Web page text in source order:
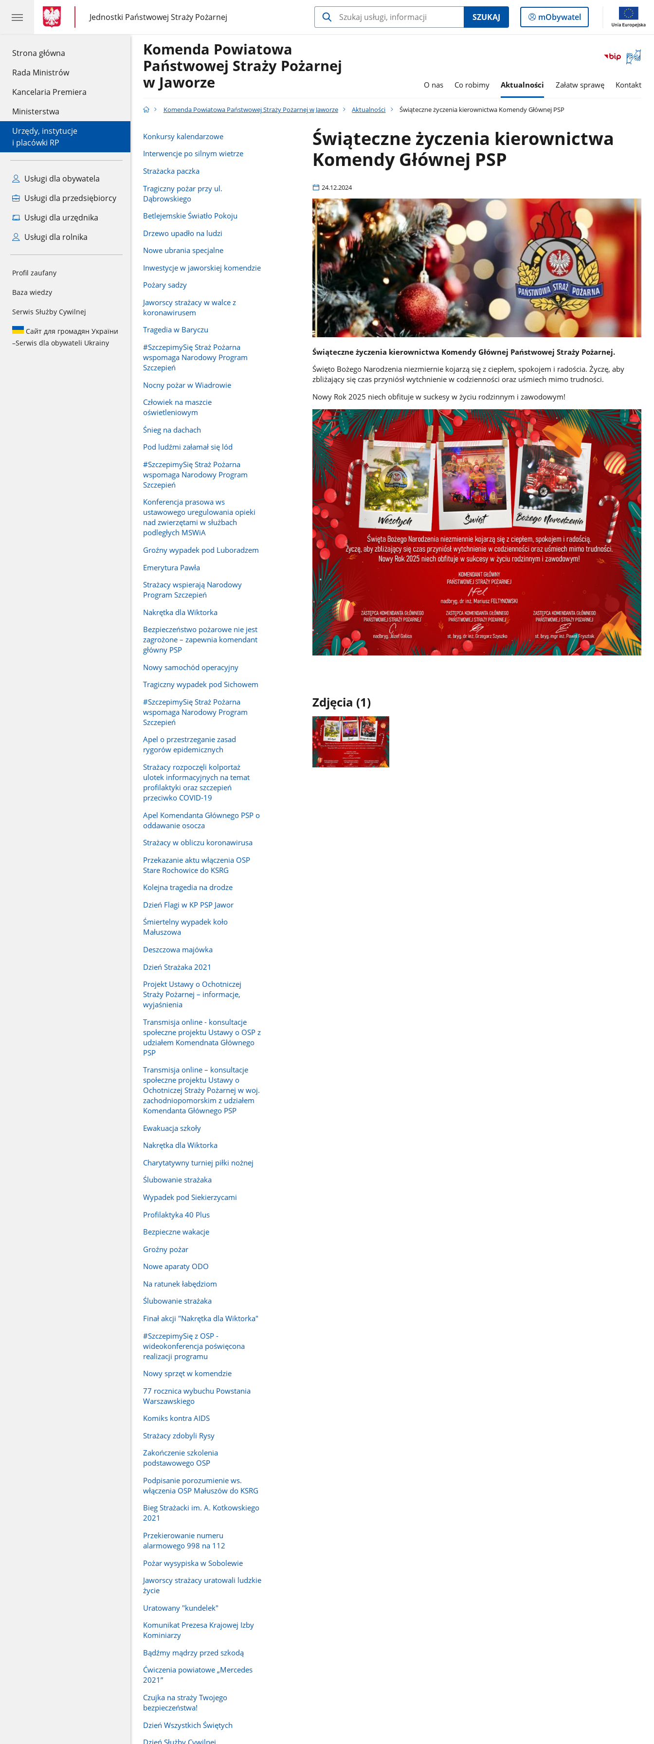
Strona główna
Rada Ministrów
Kancelaria Premiera
Ministerstwa
Urzędy, instytucje
i placówki RP
Usługi dla obywatela
Usługi dla przedsiębiorcy
Usługi dla urzędnika
Usługi dla rolnika
Profil zaufany
Baza wiedzy
Serwis Służby Cywilnej
Сайт для громадян України
–Serwis dla obywateli Ukrainy
gov.pl
gov.pl
Jednostki Państwowej Straży Pożarnej
gov.pl
Jednostki
Państwowej
SZUKAJ
Logowanie
do
mObywatel
Otwórz
okno
Komenda Powiatowa
Państwowej Straży Pożarnej
w Jaworze
O nas Co robimy Aktualności Załatw sprawę Kontakt
Komenda Powiatowa Państwowej Straży Pożarnej w Jaworze Aktualności Świąteczne życzenia kierownictwa Komendy Głównej PSP
Konkursy kalendarzowe
Interwencje po silnym wietrze
Strażacka paczka
Tragiczny pożar przy ul.
Dąbrowskiego
Betlejemskie Światło Pokoju
Drzewo upadło na ludzi
Nowe ubrania specjalne
Inwestycje w jaworskiej komendzie
Pożary sadzy
Jaworscy strażacy w walce z
koronawirusem
Tragedia w Baryczu
#SzczepimySię Straż Pożarna
wspomaga Narodowy Program
Szczepień
Nocny pożar w Wiadrowie
Człowiek na maszcie
oświetleniowym
Śnieg na dachach
Pod ludźmi załamał się lód
#SzczepimySię Straż Pożarna
wspomaga Narodowy Program
Szczepień
Konferencja prasowa ws
ustawowego uregulowania opieki
nad zwierzętami w służbach
podległych MSWiA
Groźny wypadek pod Luboradzem
Emerytura Pawła
Strażacy wspierają Narodowy
Program Szczepień
Nakrętka dla Wiktorka
Bezpieczeństwo pożarowe nie jest
zagrożone – zapewnia komendant
główny PSP
Nowy samochód operacyjny
Tragiczny wypadek pod Sichowem
#SzczepimySię Straż Pożarna
wspomaga Narodowy Program
Szczepień
Apel o przestrzeganie zasad
rygorów epidemicznych
Strażacy rozpoczęli kolportaż
ulotek informacyjnych na temat
profilaktyki oraz szczepień
przeciwko COVID-19
Apel Komendanta Głównego PSP o
oddawanie osocza
Strażacy w obliczu koronawirusa
Przekazanie aktu włączenia OSP
Stare Rochowice do KSRG
Kolejna tragedia na drodze
Dzień Flagi w KP PSP Jawor
Śmiertelny wypadek koło
Małuszowa
Deszczowa majówka
Dzień Strażaka 2021
Projekt Ustawy o Ochotniczej
Straży Pożarnej – informacje,
wyjaśnienia
Transmisja online - konsultacje
społeczne projektu Ustawy o OSP z
udziałem Komendnata Głównego
PSP
Transmisja online – konsultacje
społeczne projektu Ustawy o
Ochotniczej Straży Pożarnej w woj.
zachodniopomorskim z udziałem
Komendanta Głównego PSP
Ewakuacja szkoły
Nakrętka dla Wiktorka
Charytatywny turniej piłki nożnej
Ślubowanie strażaka
Wypadek pod Siekierzycami
Profilaktyka 40 Plus
Bezpieczne wakacje
Groźny pożar
Nowe aparaty ODO
Na ratunek łabędziom
Ślubowanie strażaka
Finał akcji "Nakrętka dla Wiktorka"
#SzczepimySię z OSP -
wideokonferencja poświęcona
realizacji programu
Nowy sprzęt w komendzie
77 rocznica wybuchu Powstania
Warszawskiego
Komiks kontra AIDS
Strażacy zdobyli Rysy
Zakończenie szkolenia
podstawowego OSP
Podpisanie porozumienie ws.
włączenia OSP Małuszów do KSRG
Bieg Strażacki im. A. Kotkowskiego
2021
Przekierowanie numeru
alarmowego 998 na 112
Pożar wysypiska w Sobolewie
Jaworscy strażacy uratowali ludzkie
życie
Uratowany "kundelek"
Komunikat Prezesa Krajowej Izby
Kominiarzy
Bądźmy mądrzy przed szkodą
Ćwiczenia powiatowe „Mercedes
2021”
Czujka na straży Twojego
bezpieczeństwa!
Dzień Wszystkich Świętych
Świąteczne życzenia kierownictwa
Komendy Głównej PSP
24.12.2024
Świąteczne życzenia kierownictwa Komendy Głównej Państwowej Straży Pożarnej.
Święto Bożego Narodzenia niezmiernie kojarzą się z ciepłem, spokojem i radościa. Życzę, aby
zbliżający się czas przyniósł wytchnienie w codzienności oraz uśmiech mimo trudności.
Nowy Rok 2025 niech obfituje w suckesy w życiu rodzinnym i zawodowym!
Zdjęcia (1)